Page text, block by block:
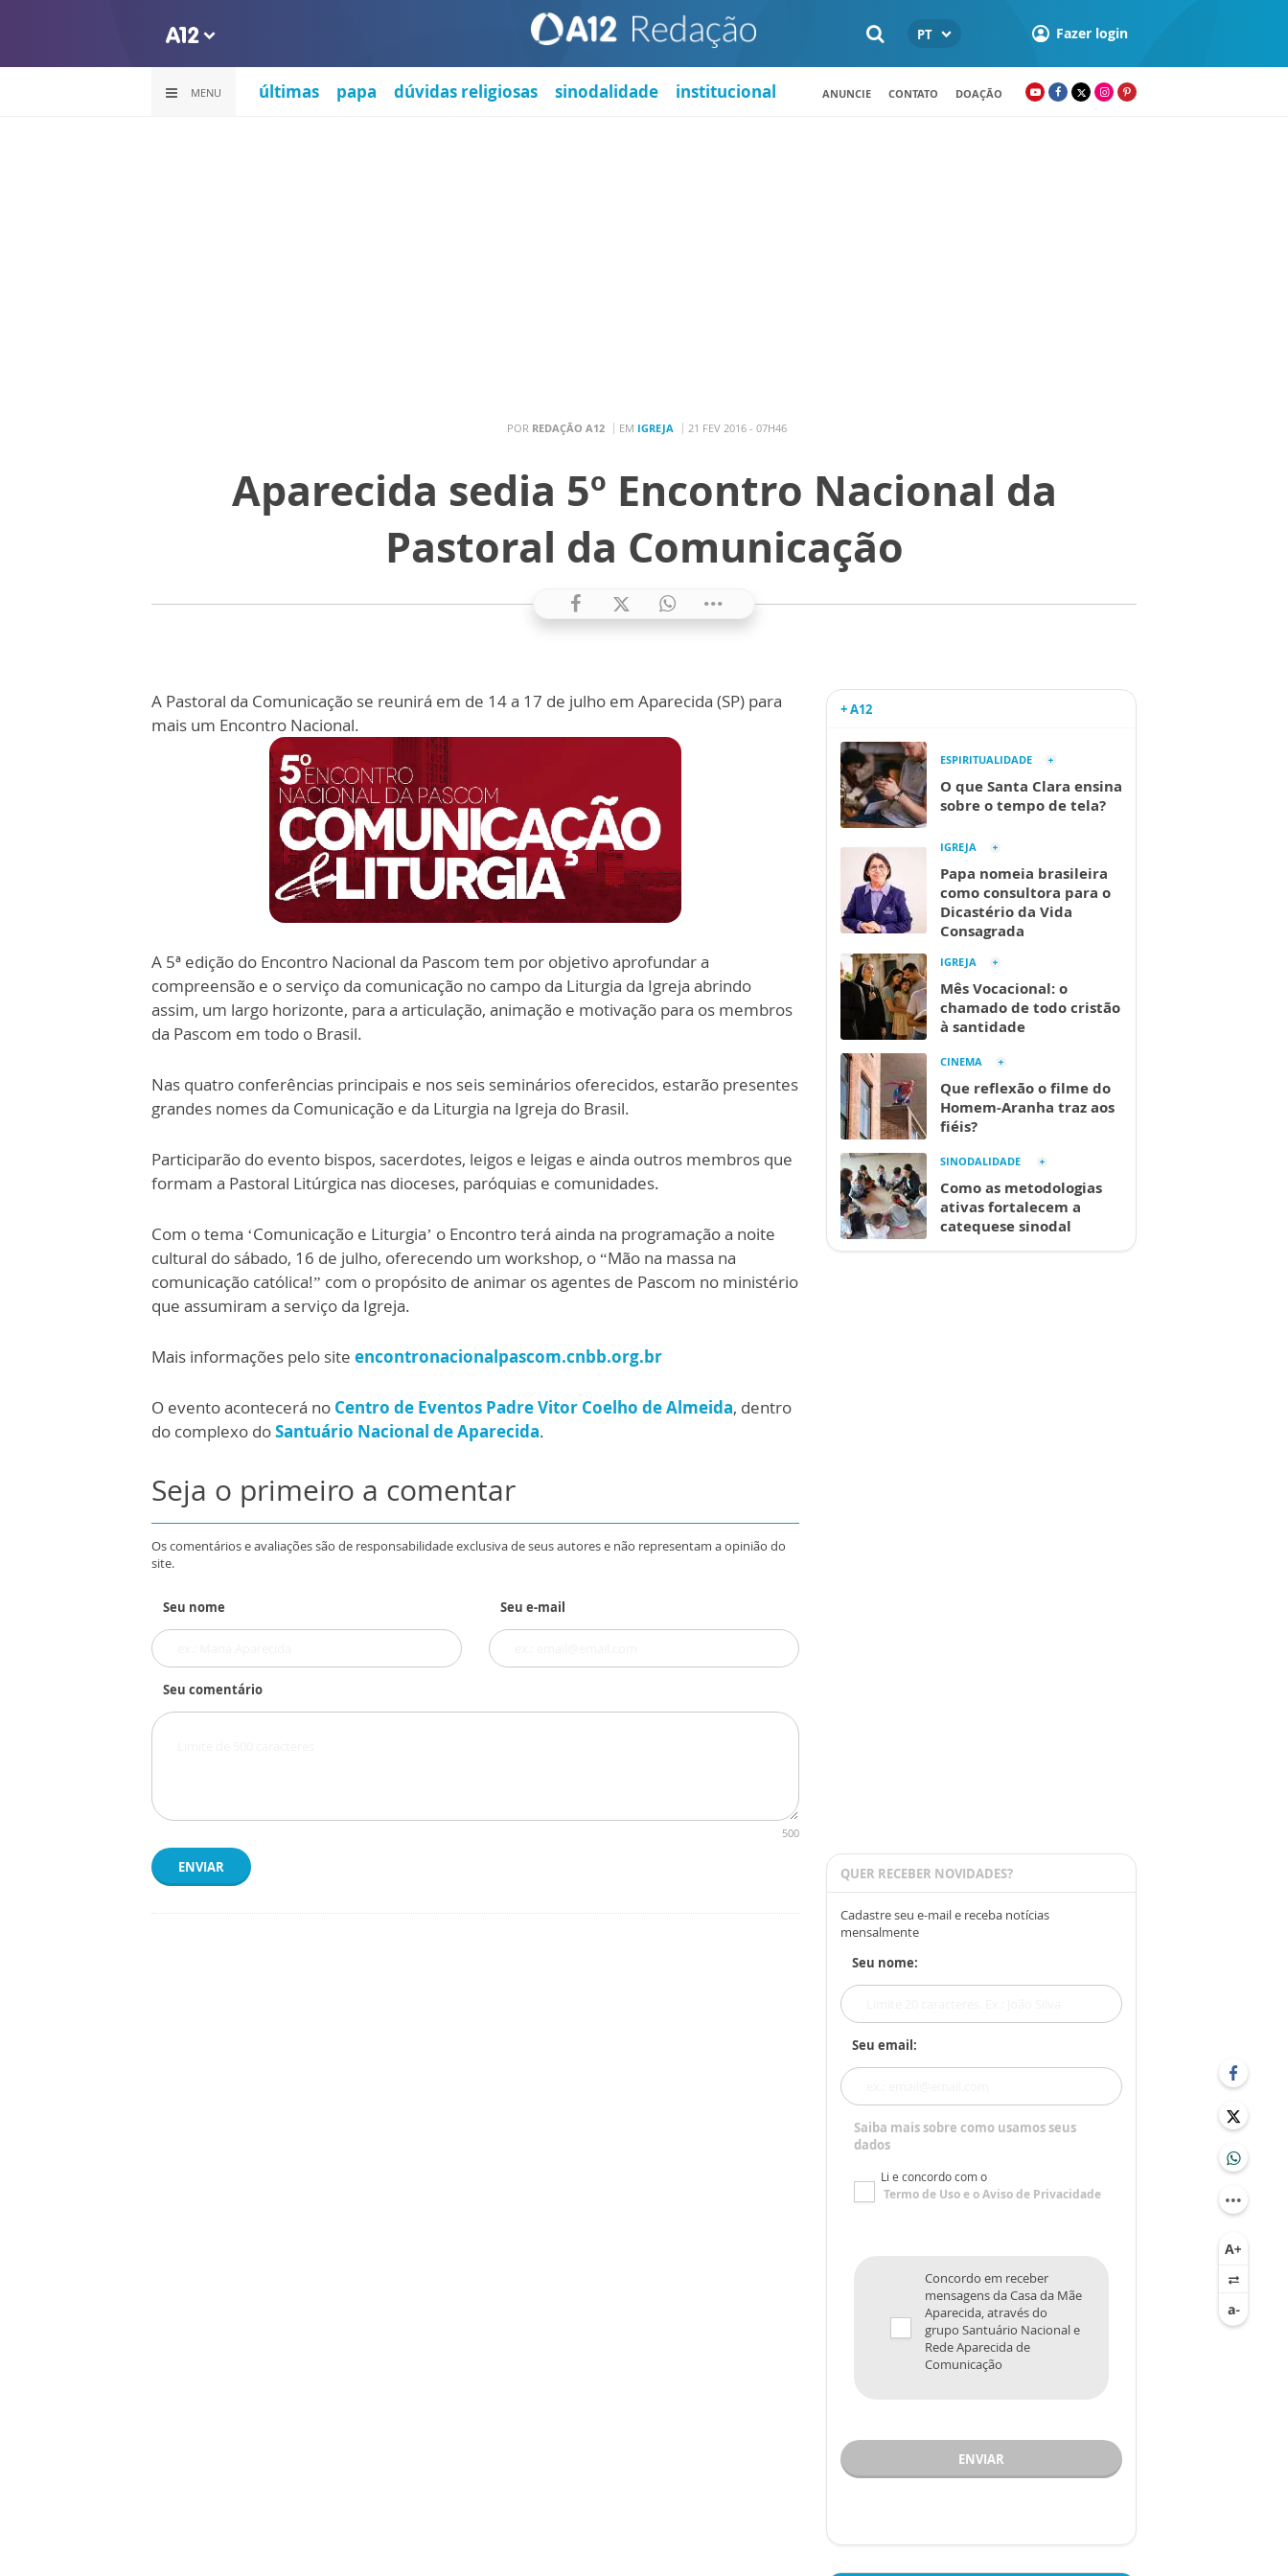
PT Fazer login
MENU últimas papa dúvidas religiosas sinodalidade institucional ANUNCIE CONTATO DOAÇÃO
POR REDAÇÃO A12 EM IGREJA 21 FEV 2016 - 07H46
Aparecida sedia 5º Encontro Nacional da
Pastoral da Comunicação
A Pastoral da Comunicação se reunirá em de 14 a 17 de julho em Aparecida (SP) para
mais um Encontro Nacional.
A 5ª edição do Encontro Nacional da Pascom tem por objetivo aprofundar a
compreensão e o serviço da comunicação no campo da Liturgia da Igreja abrindo
assim, um largo horizonte, para a articulação, animação e motivação para os membros
da Pascom em todo o Brasil.
Nas quatro conferências principais e nos seis seminários oferecidos, estarão presentes
grandes nomes da Comunicação e da Liturgia na Igreja do Brasil.
Participarão do evento bispos, sacerdotes, leigos e leigas e ainda outros membros que
formam a Pastoral Litúrgica nas dioceses, paróquias e comunidades.
Com o tema ‘Comunicação e Liturgia’ o Encontro terá ainda na programação a noite
cultural do sábado, 16 de julho, oferecendo um workshop, o “Mão na massa na
comunicação católica!” com o propósito de animar os agentes de Pascom no ministério
que assumiram a serviço da Igreja.
Mais informações pelo site encontronacionalpascom.cnbb.org.br
O evento acontecerá no Centro de Eventos Padre Vitor Coelho de Almeida, dentro
do complexo doSantuário Nacional de Aparecida.
Seja o primeiro a comentar
Os comentários e avaliações são de responsabilidade exclusiva de seus autores e não representam a opinião do
site.
Seu nome Seu e-mail
Seu comentário
500
ENVIAR
+ A12
ESPIRITUALIDADE
O que Santa Clara ensina
sobre o tempo de tela?
IGREJA
Papa nomeia brasileira
como consultora para o
Dicastério da Vida
Consagrada
IGREJA
Mês Vocacional: o
chamado de todo cristão
à santidade
CINEMA
Que reflexão o filme do
Homem-Aranha traz aos
fiéis?
SINODALIDADE
Como as metodologias
ativas fortalecem a
catequese sinodal
QUER RECEBER NOVIDADES?
Cadastre seu e-mail e receba notícias
mensalmente
Seu nome:
Seu email:
Saiba mais sobre como usamos seus
dados
Li e concordo com o
Termo de Usoe oAviso de Privacidade
Concordo em receber
mensagens da Casa da Mãe
Aparecida, através do
grupo Santuário Nacional e
Rede Aparecida de
Comunicação
ENVIAR